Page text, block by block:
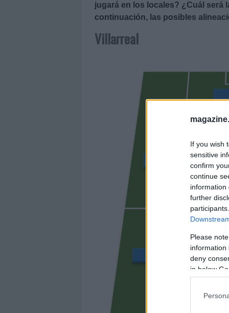
If you wish
sensitive
confirm
continue
information
further
Please
information
deny
in below
jugará en los locales? ¿Cuál será
continuación, las posibles
Villarreal
ROMERO
PAU
PAPE
PÉPÉ